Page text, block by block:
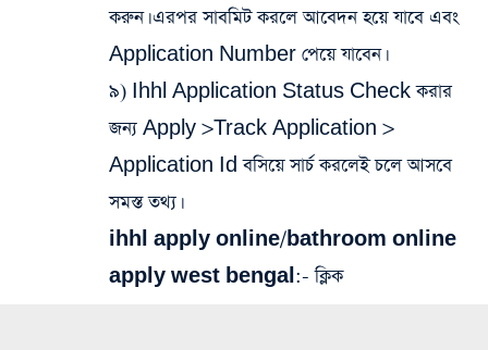
করুন। এরপর সাবমিট করলে আবেদন হয়ে যাবে এবং
Application Number পেয়ে যাবেন।
৯) Ihhl Application Status Check করার
জন্য Apply >Track Application >
Application Id বসিয়ে সার্চ করলেই চলে আসবে
সমস্ত তথ্য।
ihhl apply online/bathroom online
apply west bengal:- ক্লিক